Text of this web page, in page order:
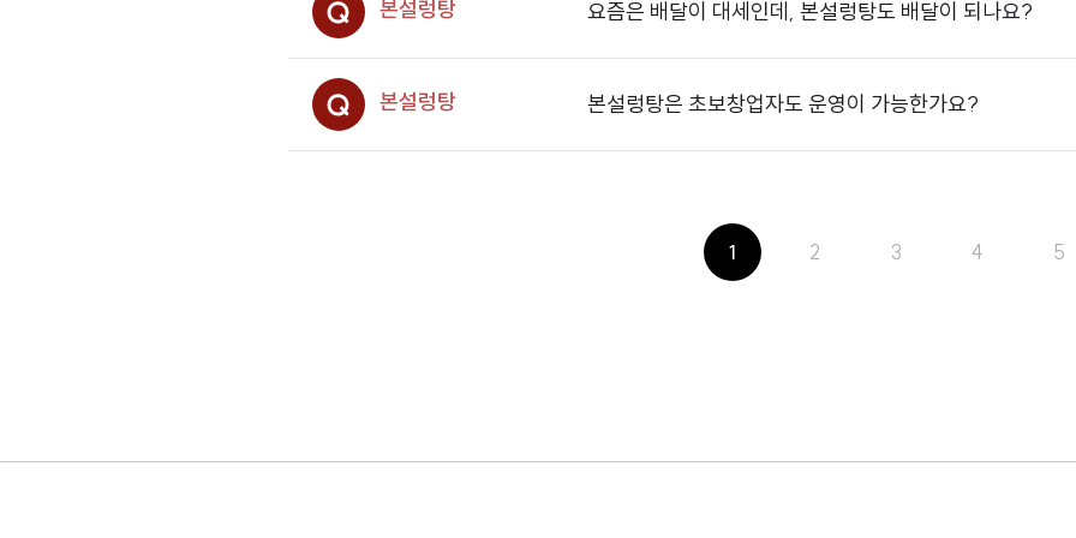
본설렁탕 요즘은 배달이 대세인데, 본설렁탕도 배달이 되나요?
본설렁탕 본설렁탕은 초보창업자도 운영이 가능한가요?
1 2 3 4 5